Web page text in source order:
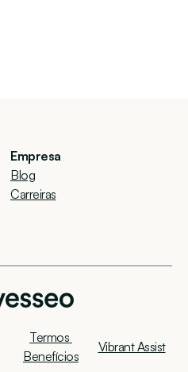
Empresa
Blog
Carreiras
Termos
Benefícios
Vibrant Assist